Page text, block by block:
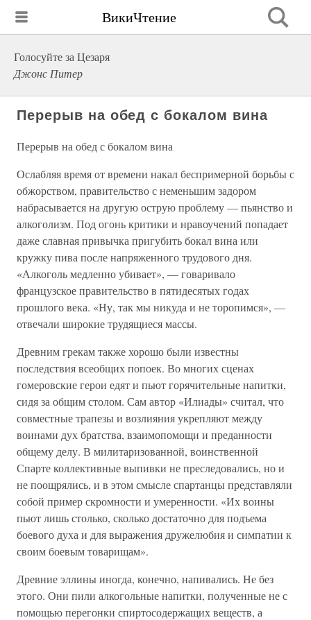
ВикиЧтение
Голосуйте за Цезаря
Джонс Питер
Перерыв на обед с бокалом вина
Перерыв на обед с бокалом вина
Ослабляя время от времени накал беспримерной борьбы с
обжорством, правительство с неменьшим задором
набрасывается на другую острую проблему — пьянство и
алкоголизм. Под огонь критики и нравоучений попадает
даже славная привычка пригубить бокал вина или
кружку пива после напряженного трудового дня.
«Алкоголь медленно убивает», — говаривало
французское правительство в пятидесятых годах
прошлого века. «Ну, так мы никуда и не торопимся», —
отвечали широкие трудящиеся массы.
Древним грекам также хорошо были известны
последствия всеобщих попоек. Во многих сценах
гомеровские герои едят и пьют горячительные напитки,
сидя за общим столом. Сам автор «Илиады» считал, что
совместные трапезы и возлияния укрепляют между
воинами дух братства, взаимопомощи и преданности
общему делу. В милитаризованной, воинственной
Спарте коллективные выпивки не преследовались, но и
не поощрялись, и в этом смысле спартанцы представляли
собой пример скромности и умеренности. «Их воины
пьют лишь столько, сколько достаточно для подъема
боевого духа и для выражения дружелюбия и симпатии к
своим боевым товарищам».
Древние эллины иногда, конечно, напивались. Не без
этого. Они пили алкогольные напитки, полученные не с
помощью перегонки спиртосодержащих веществ, а